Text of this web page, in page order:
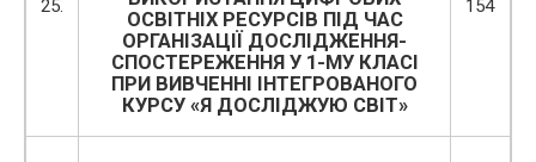
25.
ОСВІТНІХ РЕСУРСІВ ПІД ЧАС
ОРГАНІЗАЦІЇ ДОСЛІДЖЕННЯ-
СПОСТЕРЕЖЕННЯ У 1-МУ КЛАСІ
ПРИ ВИВЧЕННІ ІНТЕГРОВАНОГО
КУРСУ «Я ДОСЛІДЖУЮ СВІТ»
154